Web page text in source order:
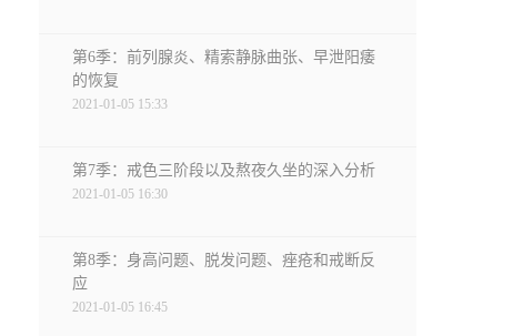
第6季：前列腺炎、精索静脉曲张、早泄阳痿
的恢复
2021-01-05 15:33
第7季：戒色三阶段以及熬夜久坐的深入分析
2021-01-05 16:30
第8季：身高问题、脱发问题、痤疮和戒断反
应
2021-01-05 16:45